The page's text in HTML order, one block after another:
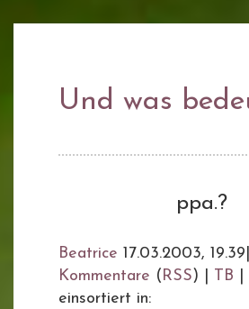
Und was
ppa.?
Beatrice 17.03.2003, 19.39
Kommentare (RSS) | TB
einsortiert in: